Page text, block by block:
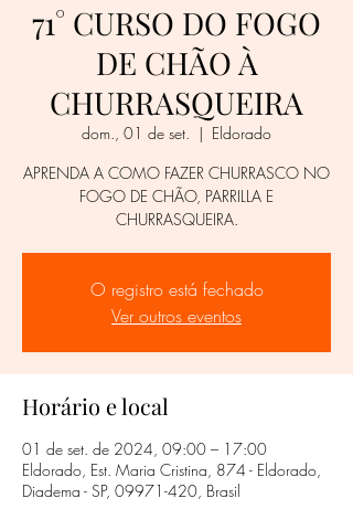
71° CURSO DO FOGO
DE CHÃO À
CHURRASQUEIRA
dom., 01 de set.
  |
Eldorado
APRENDA A COMO FAZER CHURRASCO NO
FOGO DE CHÃO, PARRILLA E
CHURRASQUEIRA.
O registro está fechado
Ver outros eventos
Horário e local
01 de set. de 2024, 09:00 – 17:00
Eldorado, Est. Maria Cristina, 874 - Eldorado,
Diadema - SP, 09971-420, Brasil